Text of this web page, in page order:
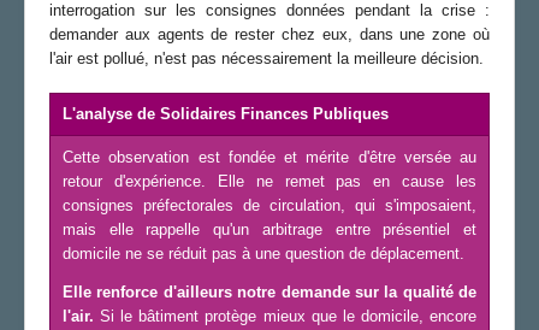
interrogation sur les consignes données pendant la crise :
demander aux agents de rester chez eux, dans une zone où
l'air est pollué, n'est pas nécessairement la meilleure décision.
L'analyse de Solidaires Finances Publiques
Cette observation est fondée et mérite d'être versée au
retour d'expérience. Elle ne remet pas en cause les
consignes préfectorales de circulation, qui s'imposaient,
mais elle rappelle qu'un arbitrage entre présentiel et
domicile ne se réduit pas à une question de déplacement.
Elle renforce d'ailleurs notre demande sur la qualité de
l'air. Si le bâtiment protège mieux que le domicile, encore